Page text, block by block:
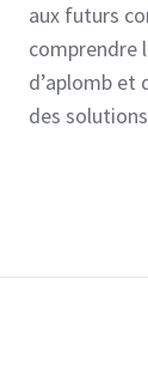
aux futurs
comprendre
d’aplomb et
des